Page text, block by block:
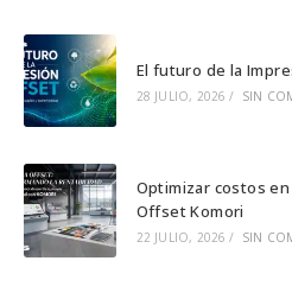
El futuro de la
28 JULIO, 2026 / SIN
Optimizar costos
Offset Komori
22 JULIO, 2026 / SIN